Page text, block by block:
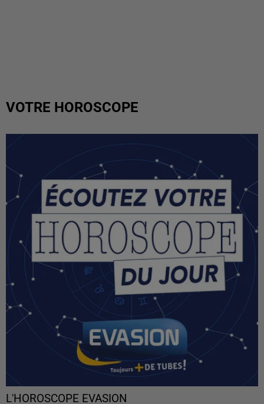
VOTRE HOROSCOPE
L'HOROSCOPE EVASION